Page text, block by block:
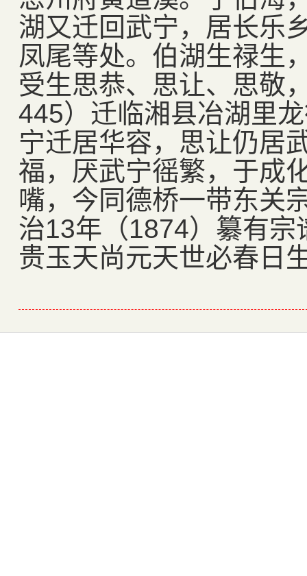
湖又迁回武宁，居长乐
凤尾等处。伯湖生禄生
受生思恭、思让、思敬
445）迁临湘县冶湖里
宁迁居华容，思让仍居
福，厌武宁徭繁，于成
嘴，今同德桥一带东关
治13年（1874）纂有
贵玉天尚元天世必春